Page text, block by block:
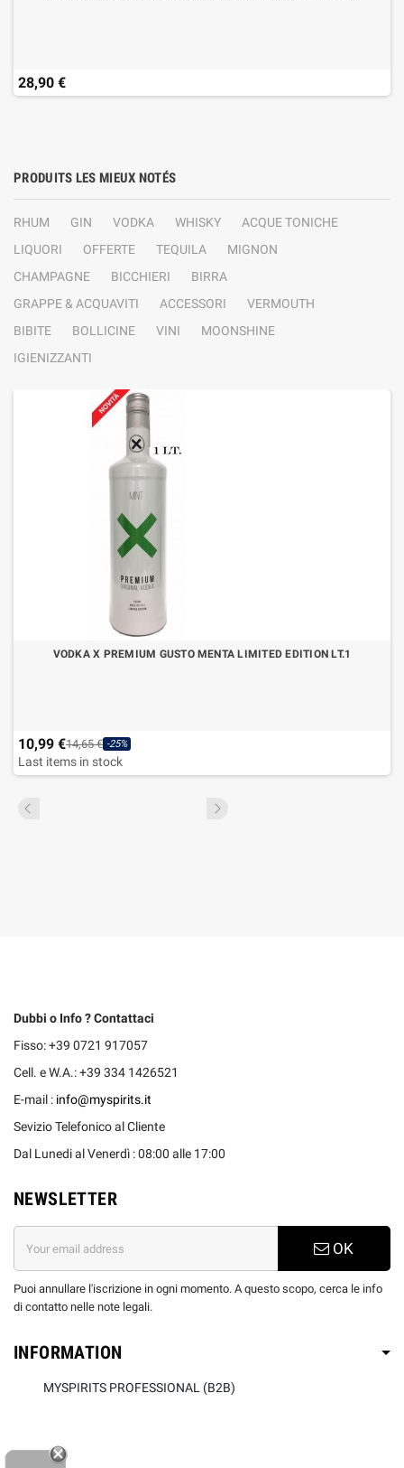
28,90 €
PRODUITS LES MIEUX NOTÉS
RHUM GIN VODKA WHISKY
ACQUE TONICHE
LIQUORI
OFFERTE TEQUILA
MIGNON
CHAMPAGNE
BICCHIERI
BIRRA
GRAPPE & ACQUAVITI
ACCESSORI
VERMOUTH
BIBITE
BOLLICINE VINI
MOONSHINE
IGIENIZZANTI
VODKA X PREMIUM GUSTO MENTA LIMITED EDITION LT.1
10,99 €14,65 € -25%
Last items in stock
Dubbi o Info ? Contattaci
Fisso: +39 0721 917057
Cell. e W.A.: +39 334 1426521
E-mail : info@myspirits.it
Sevizio Telefonico al Cliente
Dal Lunedi al Venerdì : 08:00 alle 17:00
NEWSLETTER
OK
Puoi annullare l'iscrizione in ogni momento. A questo scopo, cerca le info
di contatto nelle note legali.
INFORMATION
MYSPIRITS PROFESSIONAL (B2B)